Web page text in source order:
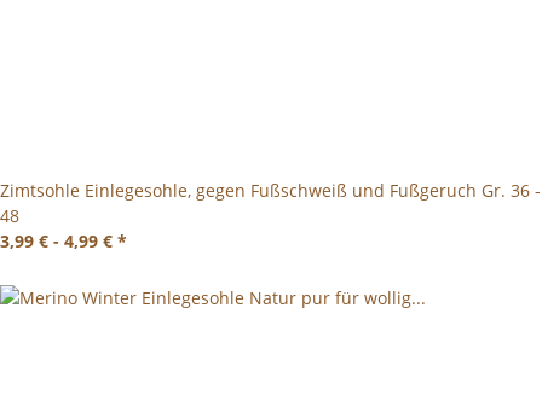
Zimtsohle Einlegesohle, gegen Fußschweiß und Fußgeruch Gr. 36 -
48
3,99 € - 4,99 € *